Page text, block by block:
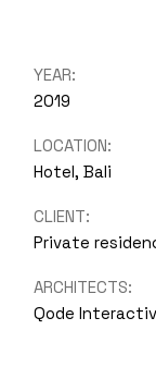
YEAR:
2019
LOCATION:
Hotel, Bali
CLIENT:
Private
ARCHITECTS:
Qode